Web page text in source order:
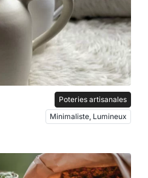
Poteries artisanales
Minimaliste, Lumineux